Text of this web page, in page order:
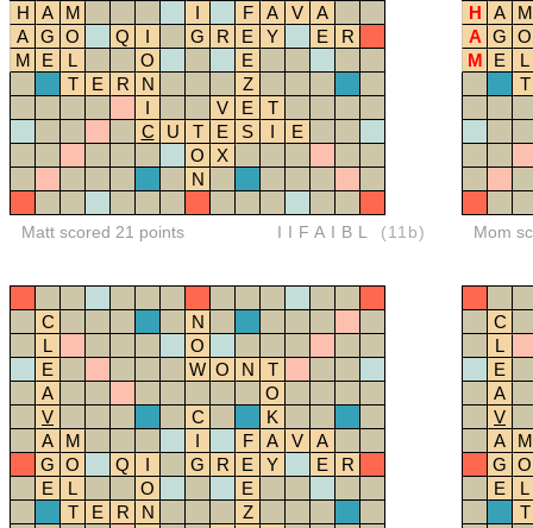
H
A M I F A V
A
A G O Q I G R E Y E
R
M
E L O
E
T
E R N
Z
I
V E
T
C
U T E S I
E
O
X
N
Matt scored 21 points IIFAIBL (11b)
H
A
M
A G O
M
E
L
T
Mom
C
N
L
O
E
W O N
T
A
O
V
C
K
A
M I F A V
A
G O Q I G R E Y E
R
E
L O
E
T
E R N
Z
C
L
E
A
V
A
M
G O
E
L
T